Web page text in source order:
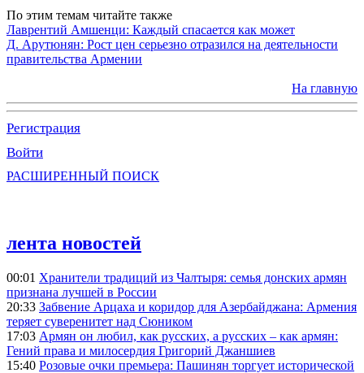
По этим темам читайте также
Лаврентий Амшенци: Каждый спасается как может
Д. Арутюнян: Рост цен серьезно отразился на деятельности
правительства Армении
На главную
Регистрация
Войти
РАСШИРЕННЫЙ ПОИСК
лента новостей
00:01 Хранители традиций из Чалтыря: семья донских армян
признана лучшей в России
20:33 Забвение Арцаха и коридор для Азербайджана: Армения
теряет суверенитет над Сюником
17:03 Армян он любил, как русских, а русских – как армян:
Гений права и милосердия Григорий Джаншиев
15:40 Розовые очки премьера: Пашинян торгует исторической